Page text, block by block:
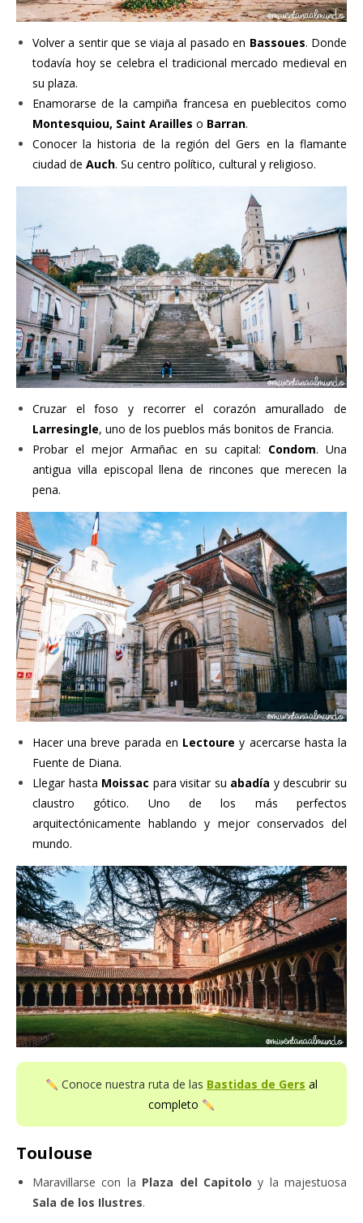
Volver a sentir que se viaja al pasado en Bassoues. Donde
todavía hoy se celebra el tradicional mercado medieval en
su plaza.
Enamorarse de la campiña francesa en pueblecitos como
Montesquiou, Saint Arailles o Barran.
Conocer la historia de la región del Gers en la flamante
ciudad de Auch. Su centro político, cultural y religioso.
Cruzar el foso y recorrer el corazón amurallado de
Larresingle, uno de los pueblos más bonitos de Francia.
Probar el mejor Armañac en su capital: Condom. Una
antigua villa episcopal llena de rincones que merecen la
pena.
Hacer una breve parada en Lectourey acercarse hasta la
Fuente de Diana.
Llegar hasta Moissac para visitar su abadía y descubrir su
claustro gótico. Uno de los más perfectos
arquitectónicamente hablando y mejor conservados del
mundo.
Conoce nuestra ruta de las Bastidas de Gers al
completo
Toulouse
Maravillarse con la Plaza del Capitolo y la majestuosa
Sala de los Ilustres.